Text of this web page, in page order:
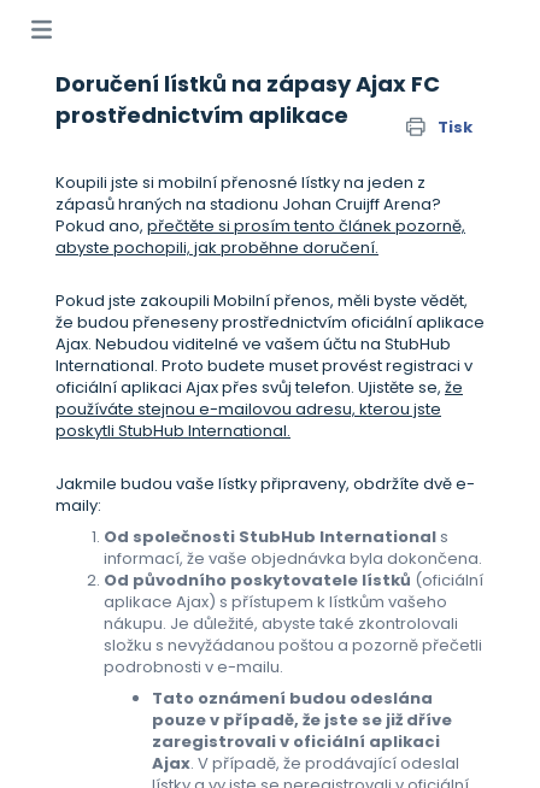
Doručení lístků na zápasy Ajax FC
prostřednictvím aplikace
Tisk
Koupili jste si mobilní přenosné lístky na jeden z
zápasů hraných na stadionu Johan Cruijff Arena?
Pokud ano, přečtěte si prosím tento článek pozorně,
abyste pochopili, jak proběhne doručení.
Pokud jste zakoupili Mobilní přenos, měli byste vědět,
že budou přeneseny prostřednictvím oficiální aplikace
Ajax. Nebudou viditelné ve vašem účtu na StubHub
International. Proto budete muset provést registraci v
oficiální aplikaci Ajax přes svůj telefon. Ujistěte se, že
používáte stejnou e-mailovou adresu, kterou jste
poskytli StubHub International.
Jakmile budou vaše lístky připraveny, obdržíte dvě e-
maily:
Od společnosti StubHub International s
informací, že vaše objednávka byla dokončena.
Od původního poskytovatele lístků (oficiální
aplikace Ajax) s přístupem k lístkům vašeho
nákupu. Je důležité, abyste také zkontrolovali
složku s nevyžádanou poštou a pozorně přečetli
podrobnosti v e-mailu.
Tato oznámení budou odeslána
pouze v případě, že jste se již dříve
zaregistrovali v oficiální aplikaci
Ajax. V případě, že prodávající odeslal